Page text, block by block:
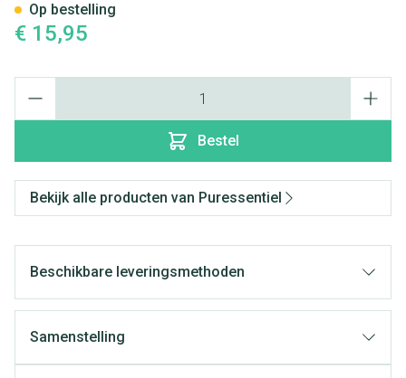
€ 15,95
Bestel
Op bestelling
Bekijk alle producten van Puressentiel
Beschikbare leveringsmethoden
Samenstelling